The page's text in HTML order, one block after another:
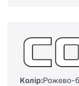
Колір:Рожево-